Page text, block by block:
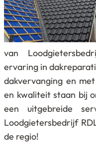
van
ervaring in
dakvervanging en
en kwaliteit staan bij
een uitgebreide
Loodgietersbedrijf
de regio!